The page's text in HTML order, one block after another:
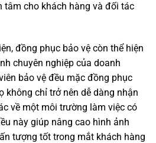
tâm cho khách hàng và đối tác
đồng phục bảo vệ còn thể hiện
chuyên nghiệp của doanh
bảo vệ đều mặc đồng phục
không chỉ trở nên dễ dàng nhận
về một môi trường làm việc có
này giúp nâng cao hình ảnh
tượng tốt trong mắt khách hàng